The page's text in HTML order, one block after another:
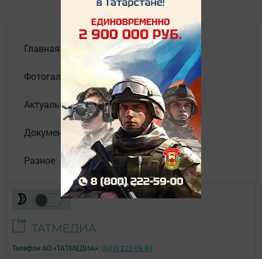
Главная
Фотогалереи
Актуальное видео
Документы
Разное
Телефон АО «ТАТМЕДИА»: (843) 222 09 84